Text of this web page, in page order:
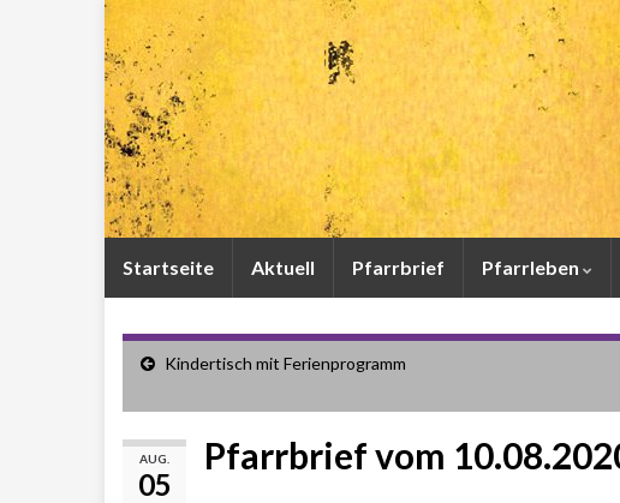
Startseite Aktuell Pfarrbrief Pfarrleben
Kindertisch mit Ferienprogramm
AUG.
05
Pfarrbrief vom